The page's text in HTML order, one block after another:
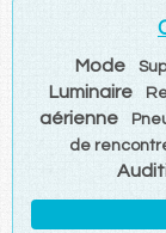
Mode
Luminaire
aérienne
de